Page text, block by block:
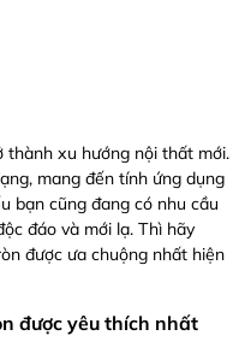
thành xu hướng nội thất mới.
mang đến tính ứng dụng
bạn cũng đang có nhu cầu
đáo và mới lạ. Thì hãy
được ưa chuộng nhất hiện
được yêu thích nhất